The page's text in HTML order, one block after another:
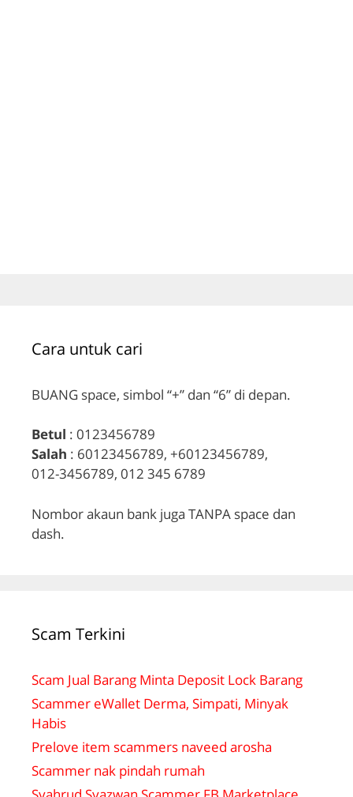
Cara untuk cari
BUANG space, simbol “+” dan “6” di depan.
Betul : 0123456789
Salah : 60123456789, +60123456789,
012-3456789, 012 345 6789
Nombor akaun bank juga TANPA space dan
dash.
Scam Terkini
Scam Jual Barang Minta Deposit Lock Barang
Scammer eWallet Derma, Simpati, Minyak
Habis
Prelove item scammers naveed arosha
Scammer nak pindah rumah